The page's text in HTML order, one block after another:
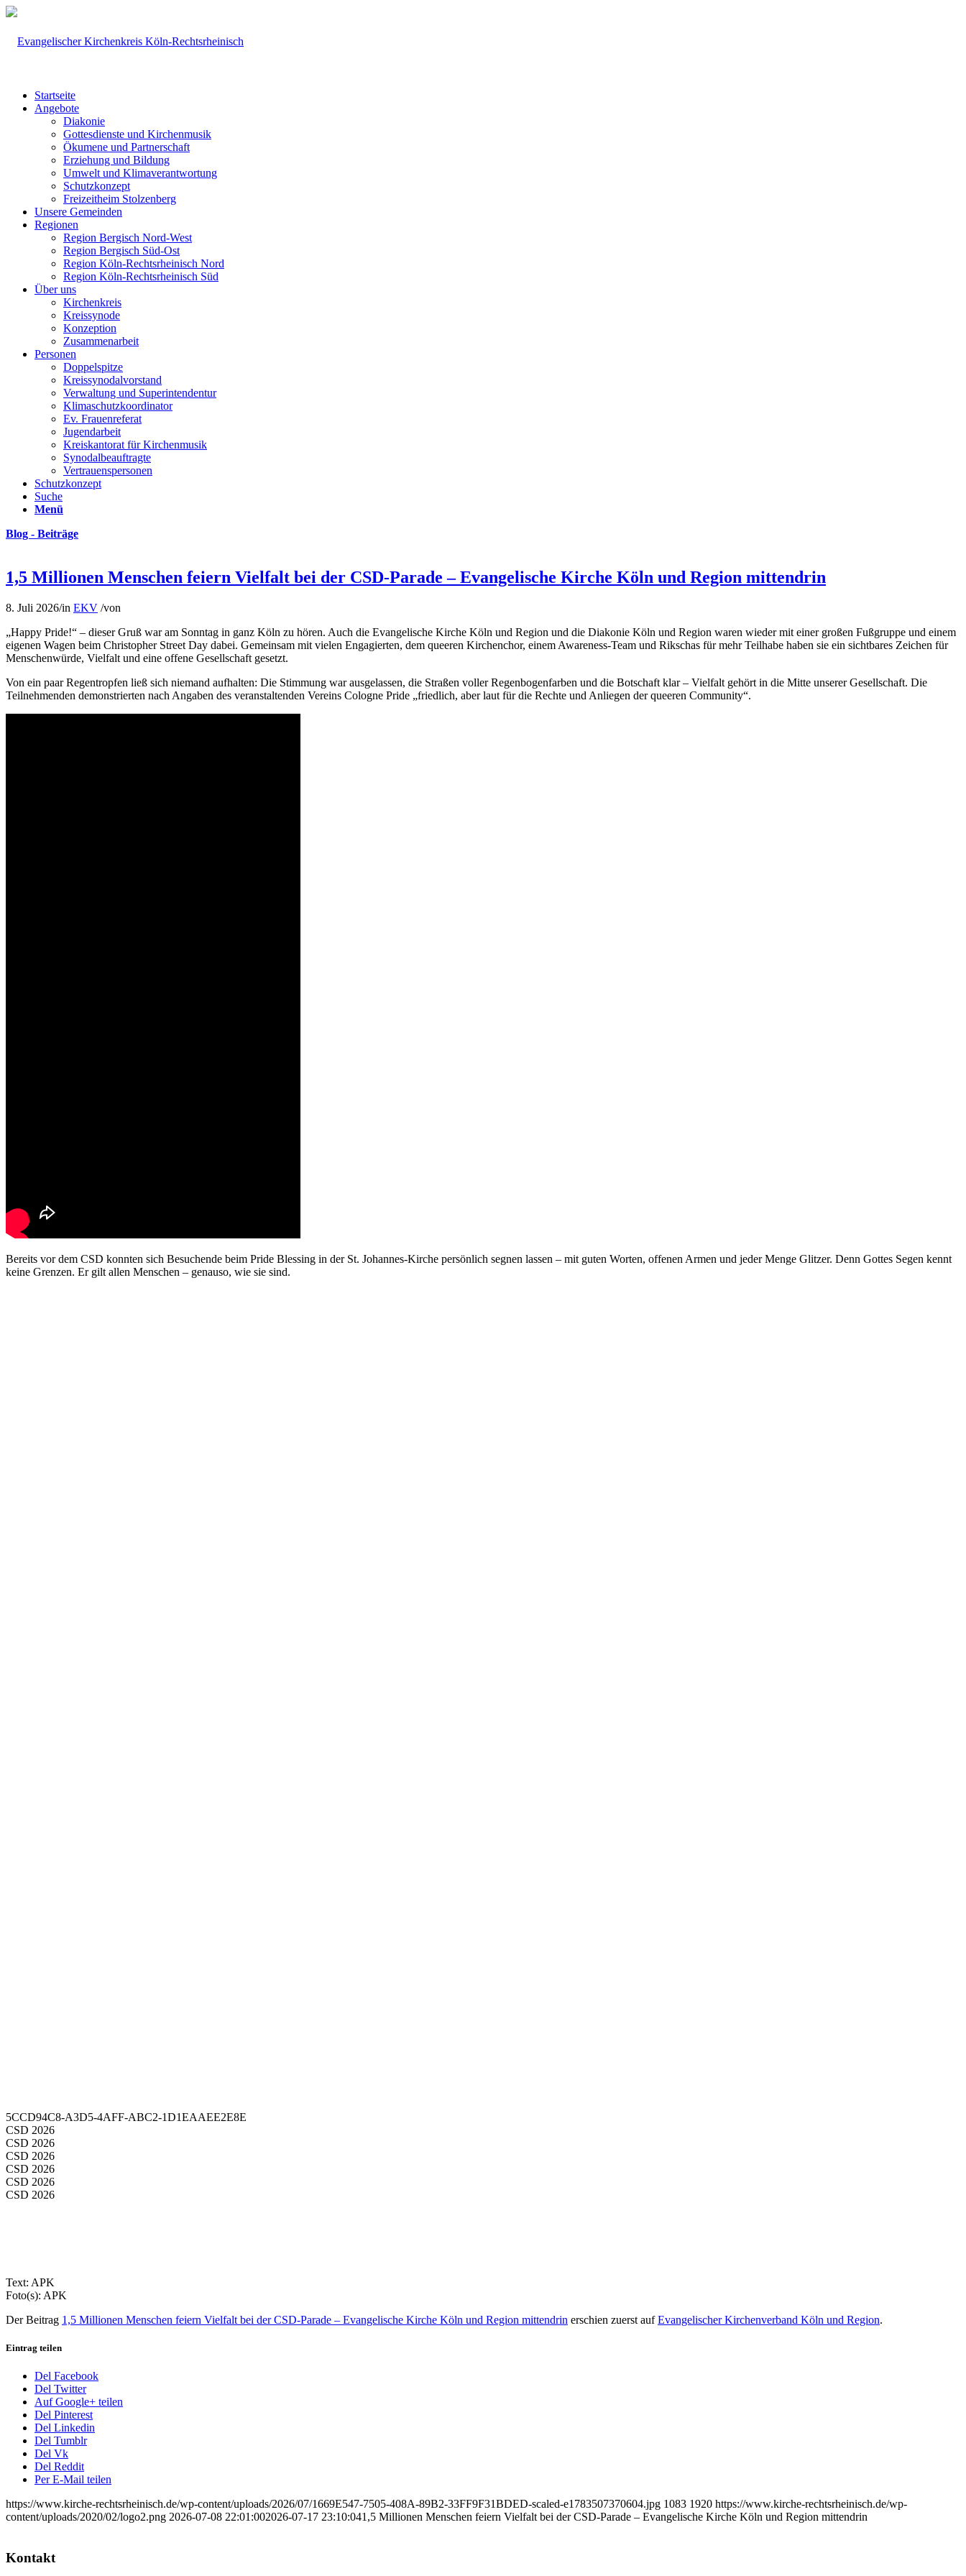
Startseite
Angebote
Diakonie
Gottesdienste und Kirchenmusik
Ökumene und Partnerschaft
Erziehung und Bildung
Umwelt und Klimaverantwortung
Schutzkonzept
Freizeitheim Stolzenberg
Unsere Gemeinden
Regionen
Region Bergisch Nord-West
Region Bergisch Süd-Ost
Region Köln-Rechtsrheinisch Nord
Region Köln-Rechtsrheinisch Süd
Über uns
Kirchenkreis
Kreissynode
Konzeption
Zusammenarbeit
Personen
Doppelspitze
Kreissynodalvorstand
Verwaltung und Superintendentur
Klimaschutzkoordinator
Ev. Frauenreferat
Jugendarbeit
Kreiskantorat für Kirchenmusik
Synodalbeauftragte
Vertrauenspersonen
Schutzkonzept
Suche
Menü
Blog - Beiträge
1,5 Millionen Menschen feiern Vielfalt bei der CSD-Parade – Evangelische Kirche Köln und Region mittendrin
8. Juli 2026/in EKV /von
„Happy Pride!“ – dieser Gruß war am Sonntag in ganz Köln zu hören. Auch die Evangelische Kirche Köln und Region und die Diakonie Köln und Region waren wieder mit einer großen Fußgruppe und einem
eigenen Wagen beim Christopher Street Day dabei. Gemeinsam mit vielen Engagierten, dem queeren Kirchenchor, einem Awareness-Team und Rikschas für mehr Teilhabe haben sie ein sichtbares Zeichen für
Menschenwürde, Vielfalt und eine offene Gesellschaft gesetzt.
Von ein paar Regentropfen ließ sich niemand aufhalten: Die Stimmung war ausgelassen, die Straßen voller Regenbogenfarben und die Botschaft klar – Vielfalt gehört in die Mitte unserer Gesellschaft. Die
Teilnehmenden demonstrierten nach Angaben des veranstaltenden Vereins Cologne Pride „friedlich, aber laut für die Rechte und Anliegen der queeren Community“.
Bereits vor dem CSD konnten sich Besuchende beim Pride Blessing in der St. Johannes-Kirche persönlich segnen lassen – mit guten Worten, offenen Armen und jeder Menge Glitzer. Denn Gottes Segen kennt
keine Grenzen. Er gilt allen Menschen – genauso, wie sie sind.
5CCD94C8-A3D5-4AFF-ABC2-1D1EAAEE2E8E
CSD 2026
CSD 2026
CSD 2026
CSD 2026
CSD 2026
CSD 2026
Text: APK
Foto(s): APK
Der Beitrag 1,5 Millionen Menschen feiern Vielfalt bei der CSD-Parade – Evangelische Kirche Köln und Region mittendrin erschien zuerst aufEvangelischer Kirchenverband Köln und Region.
Eintrag teilen
Del Facebook
Del Twitter
Auf Google+ teilen
Del Pinterest
Del Linkedin
Del Tumblr
Del Vk
Del Reddit
Per E-Mail teilen
https://www.kirche-rechtsrheinisch.de/wp-content/uploads/2026/07/1669E547-7505-408A-89B2-33FF9F31BDED-scaled-e1783507370604.jpg 1083 1920 https://www.kirche-rechtsrheinisch.de/wp-
content/uploads/2020/02/logo2.png 2026-07-08 22:01:002026-07-17 23:10:041,5 Millionen Menschen feiern Vielfalt bei der CSD-Parade – Evangelische Kirche Köln und Region mittendrin
Kontakt